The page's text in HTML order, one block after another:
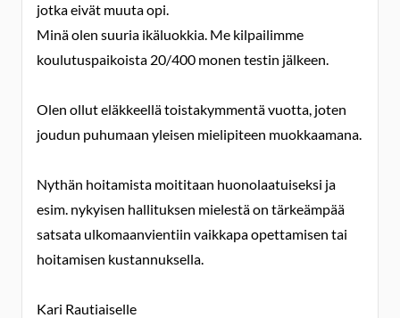
jotka eivät muuta opi.
Minä olen suuria ikäluokkia. Me kilpailimme
koulutuspaikoista 20/400 monen testin jälkeen.
Olen ollut eläkkeellä toistakymmentä vuotta, joten
joudun puhumaan yleisen mielipiteen muokkaamana.
Nythän hoitamista moititaan huonolaatuiseksi ja
esim. nykyisen hallituksen mielestä on tärkeämpää
satsata ulkomaanvientiin vaikkapa opettamisen tai
hoitamisen kustannuksella.
Kari Rautiaiselle